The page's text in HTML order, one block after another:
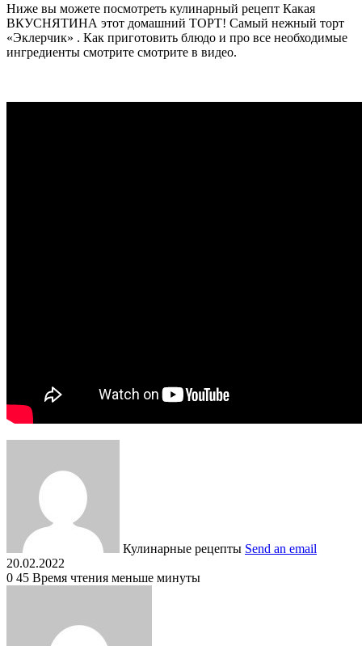
Ниже вы можете посмотреть кулинарный рецепт Какая
ВКУСНЯТИНА этот домашний ТОРТ! Самый нежный торт
«Эклерчик» . Как приготовить блюдо и про все необходимые
ингредиенты смотрите смотрите в видео.
Кулинарные рецепты Send an email
20.02.2022
0 45 Время чтения меньше минуты